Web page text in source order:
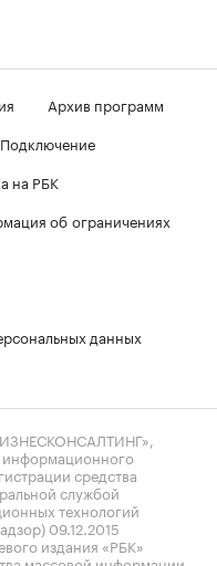
Архив программ
Подключение
на РБК
об ограничениях
данных
информационного
средства
службой
технологий
09.12.2015
издания «РБК»